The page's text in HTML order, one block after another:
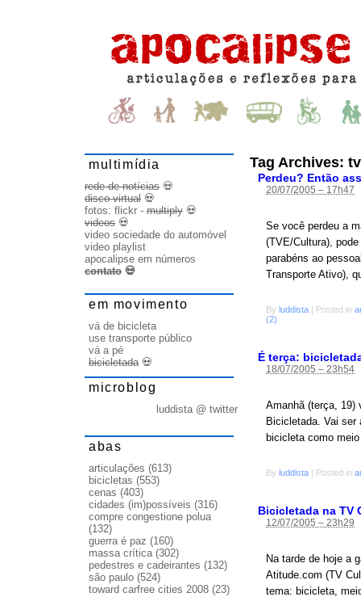
Tag Archives:
Perdeu? Então
20/07/2005 – 17h47
Se você perdeu a
(TVE/Cultura),
parabéns ao
Transporte Ativo),
By luddista | Posted in
(2)
É terça:
18/07/2005 – 23h54
Amanhã (terça, 19)
Bicicletada. Vai ser
bicicleta como
By luddista | Posted in
Bicicletada na TV
12/07/2005 – 23h29
Na tarde de hoje a
Atitude.com (TV
tema: bicicleta,
multimídia
rede de notícias 💀
disco virtual 💀
fotos: flickr - multiply 💀
videos 💀
video sociedade do automóvel
video playlist
apocalipse em números
contato 💀
em movimento
vá de bicicleta
use transporte público
vá a pé
bicicletada💀
microblog
luddista @ twitter
abas
articulações (613)
bicicletas (553)
cenas (403)
cidades (im)possíveis (316)
compre congestione polua
(132)
guerra é paz (160)
massa crítica(302)
pedestres e cadeirantes (132)
são paulo (524)
toward carfree cities 2008 (23)